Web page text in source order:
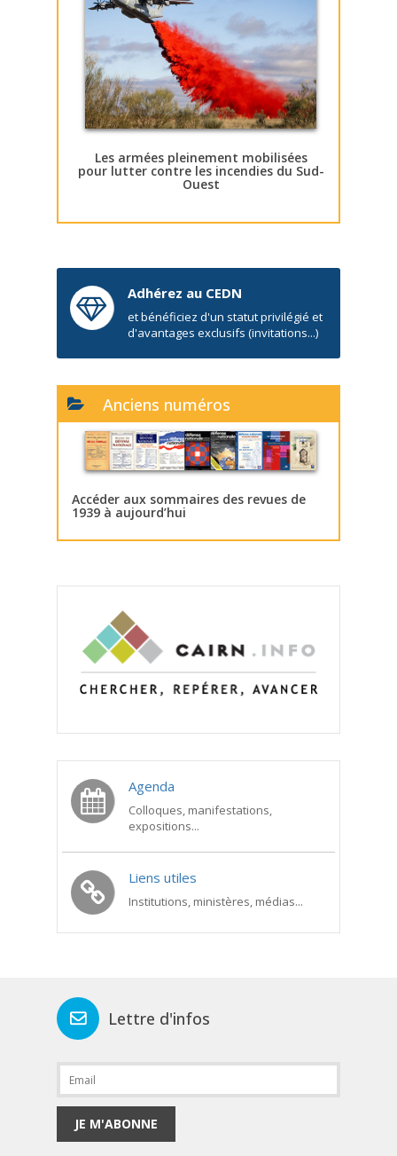
Les armées pleinement mobilisées
pour lutter contre les incendies du Sud-
Ouest
Adhérez au CEDN
et bénéficiez d'un statut privilégié et
d'avantages exclusifs (invitations...)
Anciens numéros
Accéder aux sommaires des revues de
1939 à aujourd’hui
Agenda
Colloques, manifestations,
expositions...
Liens utiles
Institutions, ministères, médias...
Lettre d'infos
JE M'ABONNE